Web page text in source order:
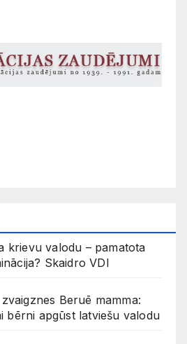
krievu valodu – pamatota
Skaidro VDI
Beruē mamma:
bērni apgūst latviešu valodu